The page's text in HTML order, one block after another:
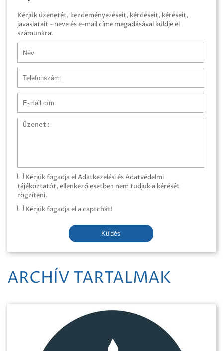
Kérjük üzenetét, kezdeményezéseit, kérdéseit, kéréseit,
javaslatait - neve és e-mail címe megadásával küldje el
számunkra.
Üzenet
Kérjük fogadja el Adatkezelési és Adatvédelmi
tájékoztatót, ellenkező esetben nem tudjuk a kérését
rögzíteni.
Kérjük fogadja el a captchát!
Küldés
ARCHÍV TARTALMAK